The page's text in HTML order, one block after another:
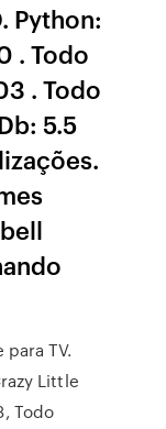
Python:
. Todo
. Todo
5.5
TV.
Little
Todo